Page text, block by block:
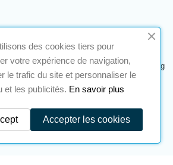
Alle Rechte vorbehalten. Eine Realisierung
Navilog
offensichtlichen Meinung des Unternehmens
Klicken Sie hier, um es zu überprüfen.
des cookies tiers pour
votre expérience de navigation,
le trafic du site et personnaliser le
et les publicités. En savoir plus
Accepter les cookies